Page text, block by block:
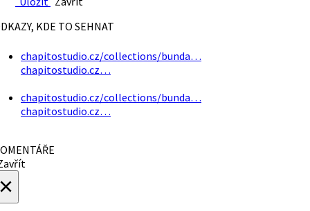
KDE TO SEHNAT
chapitostudio.cz/collections/bunda…
chapitostudio.cz…
chapitostudio.cz/collections/bunda…
chapitostudio.cz…